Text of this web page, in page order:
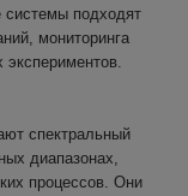
подходят
мониторинга
экспериментов.
спектральный
диапазонах,
процессов. Они